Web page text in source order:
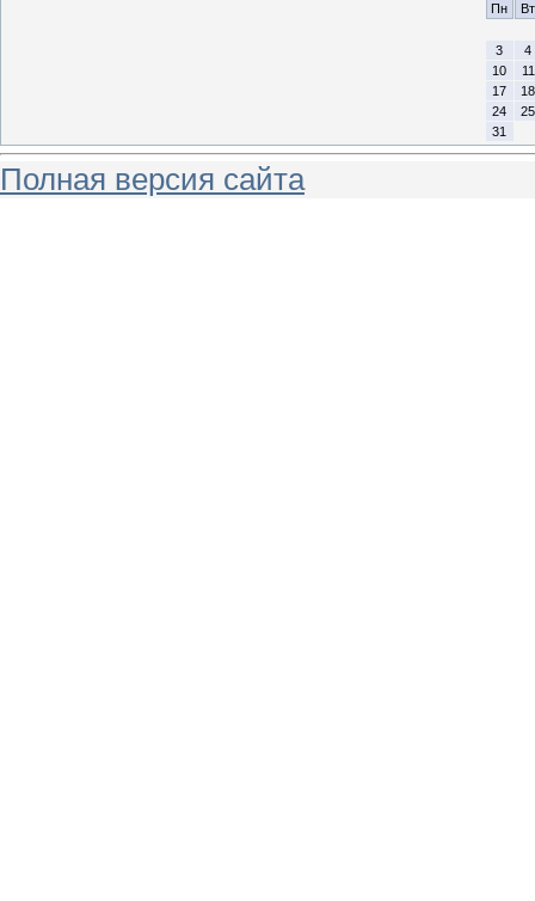
Пн
Вт
3
4
10
11
17
18
24
25
31
Полная версия сайта